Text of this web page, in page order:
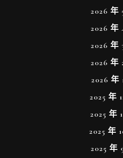
2026 年
2026 年
2026 年
2026 年
2026 年
2025 年
2025 年
2025 年
2025 年